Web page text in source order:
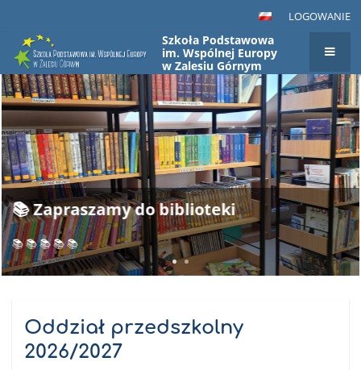
LOGOWANIE
Szkoła Podstawowa
im. Wspólnej Europy
w Zalesiu Górnym
Strona
główna
Oddział przedszkolny
2026/2027